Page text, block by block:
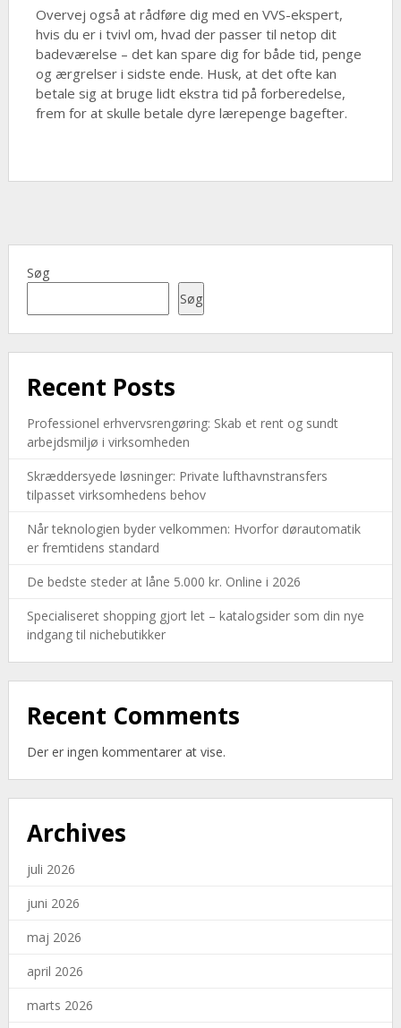
Overvej også at rådføre dig med en VVS-ekspert,
hvis du er i tvivl om, hvad der passer til netop dit
badeværelse – det kan spare dig for både tid, penge
og ærgrelser i sidste ende. Husk, at det ofte kan
betale sig at bruge lidt ekstra tid på forberedelse,
frem for at skulle betale dyre lærepenge bagefter.
Søg
Søg
Recent Posts
Professionel erhvervsrengøring: Skab et rent og sundt
arbejdsmiljø i virksomheden
Skræddersyede løsninger: Private lufthavnstransfers
tilpasset virksomhedens behov
Når teknologien byder velkommen: Hvorfor dørautomatik
er fremtidens standard
De bedste steder at låne 5.000 kr. Online i 2026
Specialiseret shopping gjort let – katalogsider som din nye
indgang til nichebutikker
Recent Comments
Der er ingen kommentarer at vise.
Archives
juli 2026
juni 2026
maj 2026
april 2026
marts 2026